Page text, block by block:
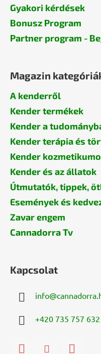
Gyakori kérdések
Bonusz Program
Partner program -
Magazin
A kenderről
Kender termékek
Kender a
Kender terápia és
Kender
Kender és az állatok
Útmutatók, tippek,
Események és
Zavar engem
Cannadorra Tv
Kapcsolat
info@
+420 735 757 632